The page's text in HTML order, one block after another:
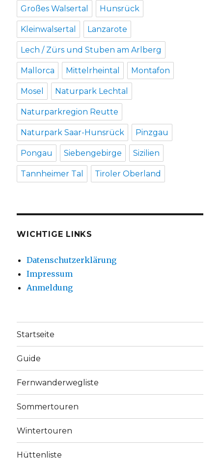
Großes Walsertal Hunsrück
Kleinwalsertal Lanzarote
Lech / Zürs und Stuben am Arlberg
Mallorca Mittelrheintal Montafon
Mosel Naturpark Lechtal
Naturparkregion Reutte
Naturpark Saar-Hunsrück Pinzgau
Pongau Siebengebirge Sizilien
Tannheimer Tal Tiroler Oberland
WICHTIGE LINKS
Datenschutzerklärung
Impressum
Anmeldung
Startseite
Guide
Fernwanderwegliste
Sommertouren
Wintertouren
Hüttenliste